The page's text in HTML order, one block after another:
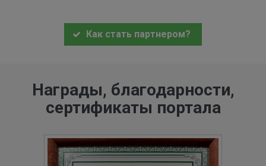
Как стать партнером?
Награды, благодарности,
сертификаты портала